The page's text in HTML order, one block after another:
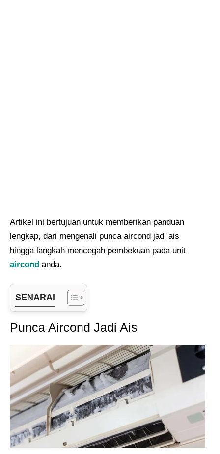
Artikel ini bertujuan untuk memberikan panduan
lengkap, dari mengenali punca aircond jadi ais
hingga langkah mencegah pembekuan pada unit
aircond anda.
SENARAI
Punca Aircond Jadi Ais